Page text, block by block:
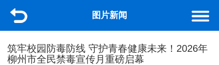
图片新闻
筑牢校园防毒防线 守护青春健康未来！2026年
柳州市全民禁毒宣传月重磅启幕